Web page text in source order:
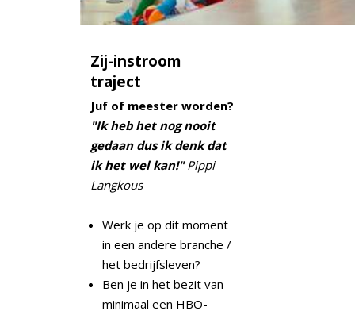
Zij-instroom
traject
Juf of meester worden?
"Ik heb het nog nooit
gedaan dus ik denk dat
ik het wel kan!"Pippi
Langkous
Werk je op dit moment
in een andere branche /
het bedrijfsleven?
Ben je in het bezit van
minimaal een HBO-